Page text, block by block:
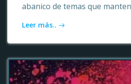
abanico de temas que
Leer más..